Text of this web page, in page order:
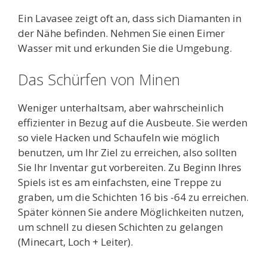
Ein Lavasee zeigt oft an, dass sich Diamanten in
der Nähe befinden. Nehmen Sie einen Eimer
Wasser mit und erkunden Sie die Umgebung.
Das Schürfen von Minen
Weniger unterhaltsam, aber wahrscheinlich
effizienter in Bezug auf die Ausbeute. Sie werden
so viele Hacken und Schaufeln wie möglich
benutzen, um Ihr Ziel zu erreichen, also sollten
Sie Ihr Inventar gut vorbereiten. Zu Beginn Ihres
Spiels ist es am einfachsten, eine Treppe zu
graben, um die Schichten 16 bis -64 zu erreichen.
Später können Sie andere Möglichkeiten nutzen,
um schnell zu diesen Schichten zu gelangen
(Minecart, Loch + Leiter).